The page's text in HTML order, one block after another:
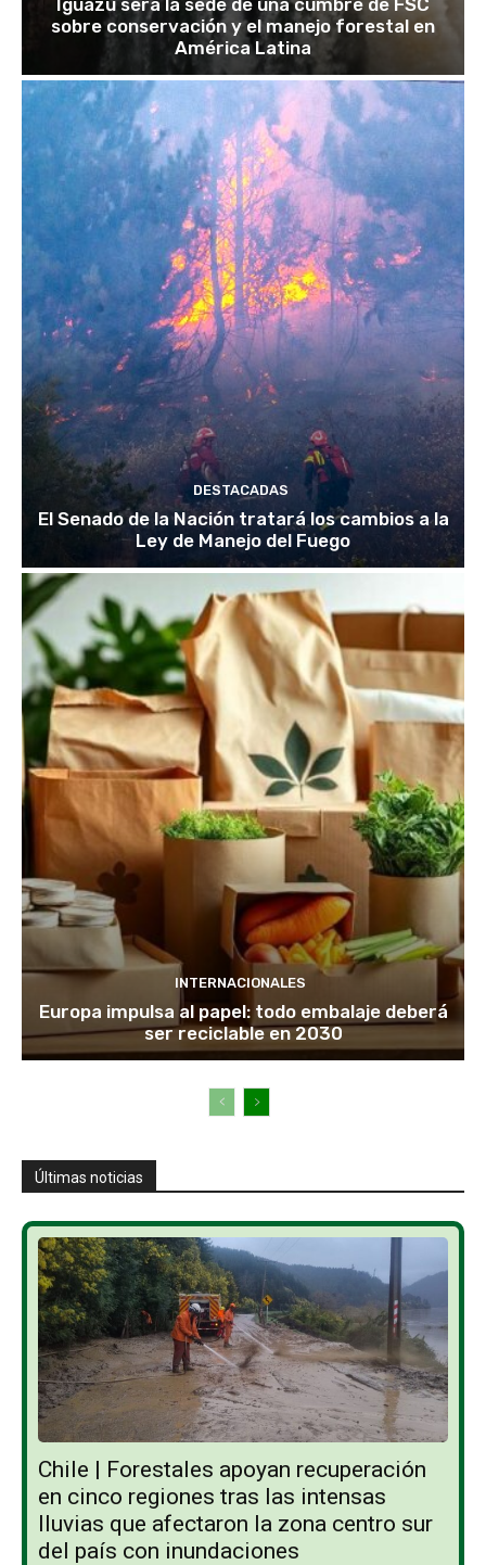
sobre conservación y el manejo forestal en
América Latina
DESTACADAS
El Senado de la Nación tratará los cambios a la
Ley de Manejo del Fuego
INTERNACIONALES
Europa impulsa al papel: todo embalaje deberá
ser reciclable en 2030
Últimas noticias
Chile | Forestales apoyan recuperación
en cinco regiones tras las intensas
lluvias que afectaron la zona centro sur
del país con inundaciones